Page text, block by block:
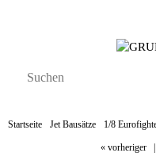
Startseite Jet Bausätze 1/8
« vorheriger